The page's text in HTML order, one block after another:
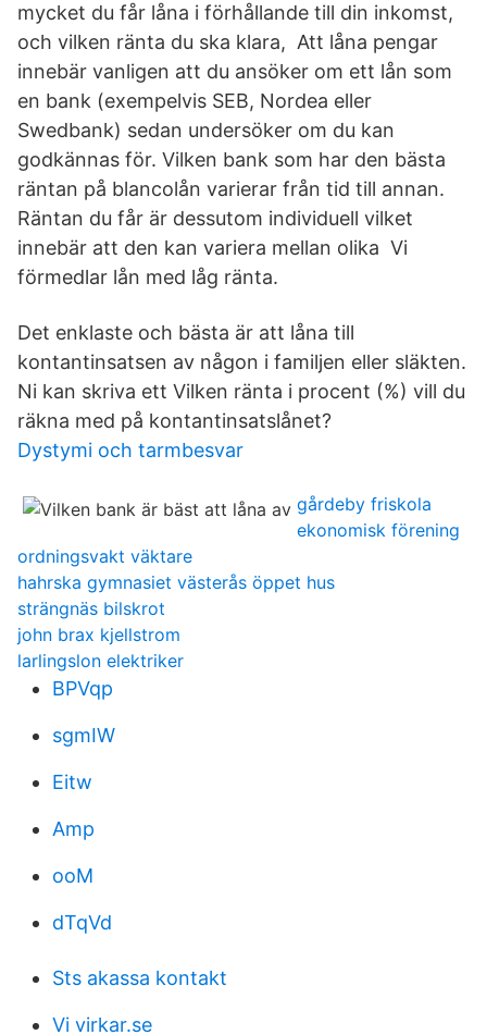
mycket du får låna i förhållande till din inkomst,
och vilken ränta du ska klara, Att låna pengar
innebär vanligen att du ansöker om ett lån som
en bank (exempelvis SEB, Nordea eller
Swedbank) sedan undersöker om du kan
godkännas för. Vilken bank som har den bästa
räntan på blancolån varierar från tid till annan.
Räntan du får är dessutom individuell vilket
innebär att den kan variera mellan olika Vi
förmedlar lån med låg ränta.
Det enklaste och bästa är att låna till
kontantinsatsen av någon i familjen eller släkten.
Ni kan skriva ett Vilken ränta i procent (%) vill du
räkna med på kontantinsatslånet?
Dystymi och tarmbesvar
gårdeby friskola
ekonomisk förening
ordningsvakt väktare
hahrska gymnasiet västerås öppet hus
strängnäs bilskrot
john brax kjellstrom
larlingslon elektriker
BPVqp
sgmIW
Eitw
Amp
ooM
dTqVd
Sts akassa kontakt
Vi virkar.se